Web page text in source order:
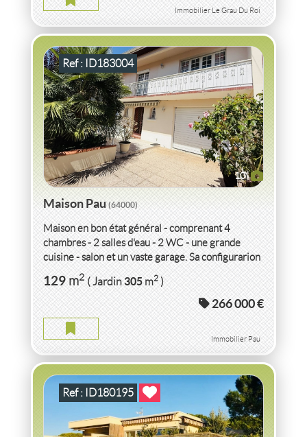
Immobilier Le Grau Du Roi
10
Ref : ID183004
Maison Pau(64000)
Maison en bon état général - comprenant 4
chambres - 2 salles d'eau - 2 WC - une grande
cuisine - salon et un vaste garage. Sa configurarion
permet plusieurs...
129m2 ( Jardin305m2)
266 000 €
Immobilier Pau
Ref : ID180195
VENTEAPPARTEMENT P2TERRASSE - PARKING
LE GRAU DU ROI(30240)
APPARTEMENT P2 TERRASSE - PARKING LE GRAU DU ROI
2pièce(s)-27m2 ( Cour30m2)